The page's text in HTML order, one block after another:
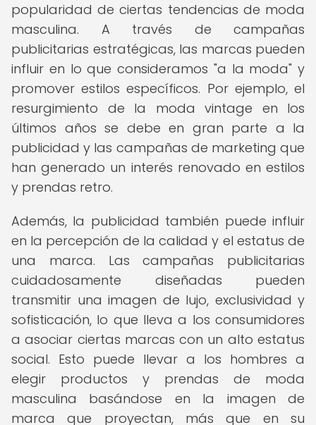
popularidad de ciertas tendencias de moda
masculina. A través de campañas
publicitarias estratégicas, las marcas pueden
influir en lo que consideramos "a la moda" y
promover estilos específicos. Por ejemplo, el
resurgimiento de la moda vintage en los
últimos años se debe en gran parte a la
publicidad y las campañas de marketing que
han generado un interés renovado en estilos
y prendas retro.
Además, la publicidad también puede influir
en la percepción de la calidad y el estatus de
una marca. Las campañas publicitarias
cuidadosamente diseñadas pueden
transmitir una imagen de lujo, exclusividad y
sofisticación, lo que lleva a los consumidores
a asociar ciertas marcas con un alto estatus
social. Esto puede llevar a los hombres a
elegir productos y prendas de moda
masculina basándose en la imagen de
marca que proyectan, más que en su